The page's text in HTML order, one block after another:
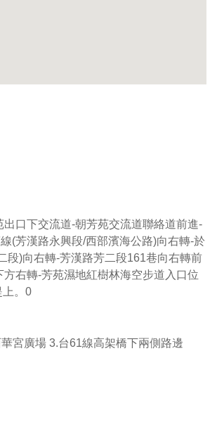
出口下交流道-朝芳苑交流道聯絡道前進-
(芳漢路永興段/西部濱海公路)向右轉-於
段)向右轉-芳漢路芳二段161巷向右轉前
右轉-芳苑濕地紅樹林海空步道入口位
上。0
宮廣場 3.台61線高架橋下兩側路邊